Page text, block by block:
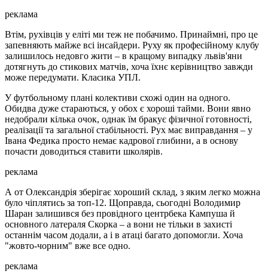
реклама
Втім, рухівців у еліті ми теж не побачимо. Принаймні, про це
запевняють майже всі інсайдери. Руху як професійному клубу
залишилось недовго жити – в кращому випадку львів'яни
дотягнуть до стикових матчів, хоча їхнє керівництво завжди
може передумати. Класика УПЛ.
У футбольному плані колективи схожі один на одного.
Обидва дуже стараються, у обох є хороші тайми. Вони явно
недобрали кілька очок, однак їм бракує фізичної готовності,
реалізації та загальної стабільності. Рух має виправдання – у
Івана Федика просто немає кадрової глибини, а в основу
почасти доводиться ставити школярів.
реклама
А от Олександрія зберігає хороший склад, з яким легко можна
було чіплятись за топ-12. Щоправда, сьогодні Володимир
Шаран залишився без провідного центрбека Кампуша й
основного латераля Скорка – а вони не тільки в захисті
останнім часом додали, а і в атаці багато допомогли. Хоча
"жовто-чорним" вже все одно.
реклама